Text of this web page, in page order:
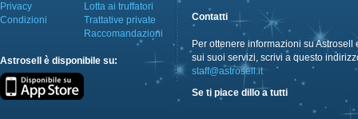
Privacy
Condizioni
Lotta ai truffatori
Trattative private
Raccomandazioni
Astrosell è disponibile su:
Contatti
Per ottenere informazioni su Astrosell
sui suoi servizi, scrivi a questo
staff@astrosell.it
Se ti piace dillo a tutti